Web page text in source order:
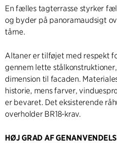
En fælles tagterrasse styrker
og byder på panoramaudsigt
tårne.
Altaner er tilføjet med respekt
gennem lette
dimension til facaden.
historie, mens farver,
er bevaret. Det eksisterende
overholder BR18-krav.
HØJ GRAD AF